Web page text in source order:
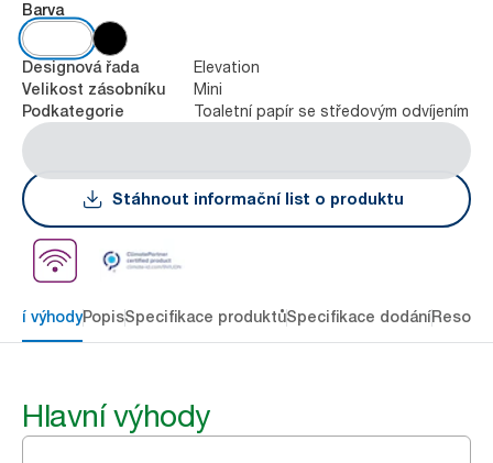
Barva
Designová řada Elevation
Velikost zásobníku Mini
Podkategorie Toaletní papír se středovým odvíjením
Stáhnout informační list o produktu
výhodyPopisSpecifikace produktůSpecifikace dodání
Hlavní výhody